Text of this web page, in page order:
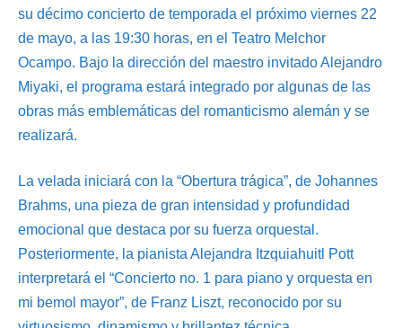
su décimo concierto de temporada el próximo viernes 22
de mayo, a las 19:30 horas, en el Teatro Melchor
Ocampo. Bajo la dirección del maestro invitado Alejandro
Miyaki, el programa estará integrado por algunas de las
obras más emblemáticas del romanticismo alemán y se
realizará.
La velada iniciará con la “Obertura trágica”, de Johannes
Brahms, una pieza de gran intensidad y profundidad
emocional que destaca por su fuerza orquestal.
Posteriormente, la pianista Alejandra Itzquiahuitl Pott
interpretará el “Concierto no. 1 para piano y orquesta en
mi bemol mayor”, de Franz Liszt, reconocido por su